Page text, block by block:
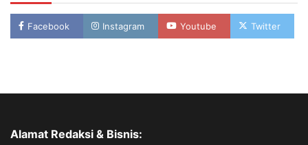
Facebook Instagram Youtube Twitter
Alamat Redaksi & Bisnis: